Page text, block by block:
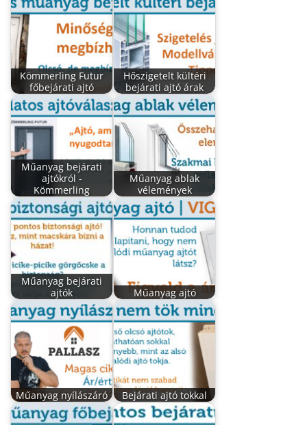
Kömmerling Futur
főbejárati ajtó
Hőszigetelt kültéri
bejárati ajtó árak
Műanyag bejárati
ajtókról -
Kömmerling
Műanyag ablak
vélemények
Műanyag bejárati
ajtók
Műanyag ajtó
Műanyag nyílászáró Bejárati ajtó tokkal